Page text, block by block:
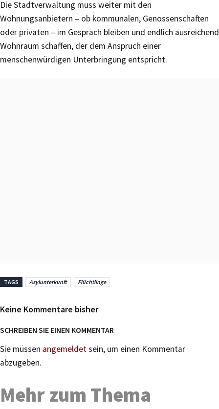
Die Stadtverwaltung muss weiter mit den
Wohnungsanbietern – ob kommunalen, Genossenschaften
oder privaten – im Gespräch bleiben und endlich ausreichend
Wohnraum schaffen, der dem Anspruch einer
menschenwürdigen Unterbringung entspricht.
TAGS Asylunterkunft Flüchtlinge
Keine Kommentare bisher
SCHREIBEN SIE EINEN KOMMENTAR
Sie müssen angemeldetsein, um einen Kommentar
abzugeben.
Mehr zum Thema